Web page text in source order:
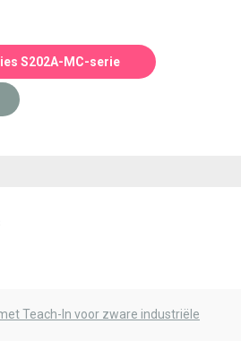
S202A-MC-serie
Teach-In voor zware industriële